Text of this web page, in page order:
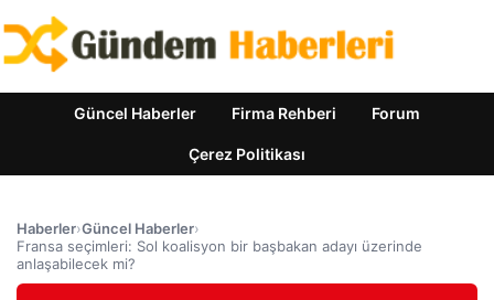
Güncel Haberler Firma Rehberi Forum
Çerez Politikası
Haberler›Güncel Haberler›
Fransa seçimleri: Sol koalisyon bir başbakan adayı üzerinde
anlaşabilecek mi?